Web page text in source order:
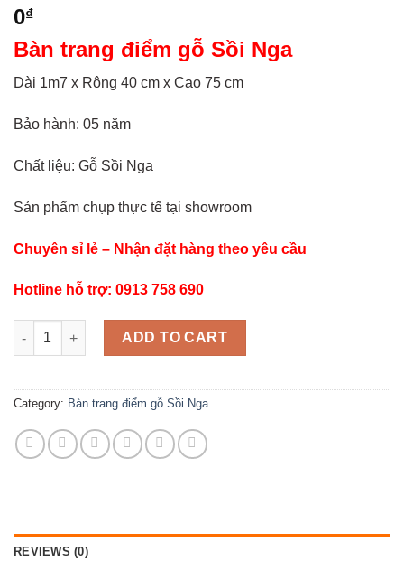
0₫
Bàn trang điểm gỗ Sồi Nga
Dài 1m7 x Rộng 40 cm x Cao 75 cm
Bảo hành: 05 năm
Chất liệu: Gỗ Sồi Nga
Sản phẩm chụp thực tế tại showroom
Chuyên sỉ lẻ – Nhận đặt hàng theo yêu cầu
Hotline hỗ trợ: 0913 758 690
BÀN TRANG ĐIỂM GỖ SỒI NGA LAU MÀU ÓC CHÓ 1M7 MẪU
ADD TO CART
Category: Bàn trang điểm gỗ Sồi Nga
REVIEWS (0)